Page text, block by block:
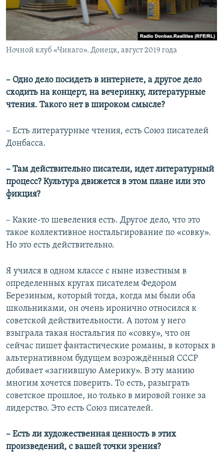
Ночной клуб «Чикаго». Донецк, август 2019 года
– Одно дело посидеть в интернете, а другое дело
сходить на концерт, на вечеринку, литературные
чтения. Такого нет в широком смысле?
– Есть литературные чтения, есть Союз писателей
Донбасса.
– Там действительно писатели, идет литературный
процесс? Культура движется в этом плане или это
фикция?
– Какие-то шевеления есть. Другое дело, что это
такое коллективное ностальгирование по «совку».
Но это есть действительно.
Я учился в одном классе с ныне известным в
определенных кругах писателем Федором
Березиным, который тогда, когда мы были оба
школьниками, он очень иронично относился к
советской действительности. А потом у него
взыграла такая ностальгия по «совку», что он
сейчас пишет фантастические романы, в которых в
альтернативном будущем возрождённый СССР
добивает «загнившую Америку». В эту манию
многим хочется поверить. То есть, разыграть
советское прошлое, но только в мировой гонке за
лидерство. Это есть Союз писателей.
– Есть ли художественная ценность в этих
произведений, с вашей точки зрения?